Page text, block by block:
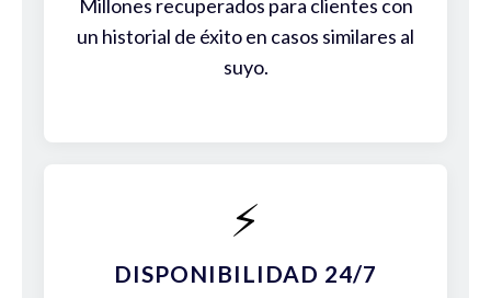
Millones recuperados para clientes con
un historial de éxito en casos similares al
suyo.
⚡
DISPONIBILIDAD 24/7